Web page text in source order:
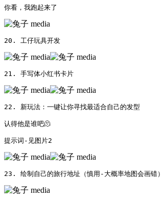
你看，我跑起来了
20. 工仔玩具开发
21. 手写体小红书卡片
22. 新玩法：一键让你寻找最适合自己的发型
认得他是谁吧🫠
提示词-见图片2
23. 绘制自己的旅行地址（慎用-大概率地图会画错）